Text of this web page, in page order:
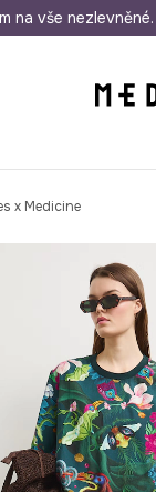
1 200 Kč
na vše
x Medicine